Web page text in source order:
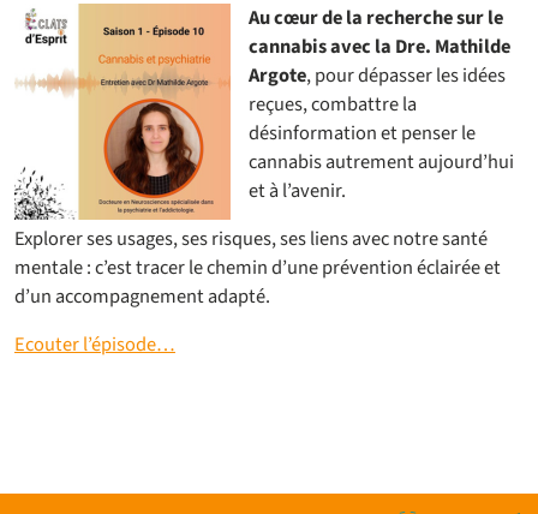
Au cœur de la recherche sur le
cannabis avec la Dre. Mathilde
Argote, pour dépasser les idées
reçues, combattre la
désinformation et penser le
cannabis autrement aujourd’hui
et à l’avenir.
Explorer ses usages, ses risques, ses liens avec notre santé
mentale : c’est tracer le chemin d’une prévention éclairée et
d’un accompagnement adapté.
Ecouter l’épisode…